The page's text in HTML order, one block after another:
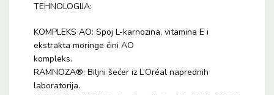
TEHNOLOGIJA:
KOMPLEKS AO: Spoj L-karnozina, vitamina E i
ekstrakta moringe čini AO
kompleks.
RAMNOZA®: Biljni šećer iz L’Oréal naprednih
laboratorija.